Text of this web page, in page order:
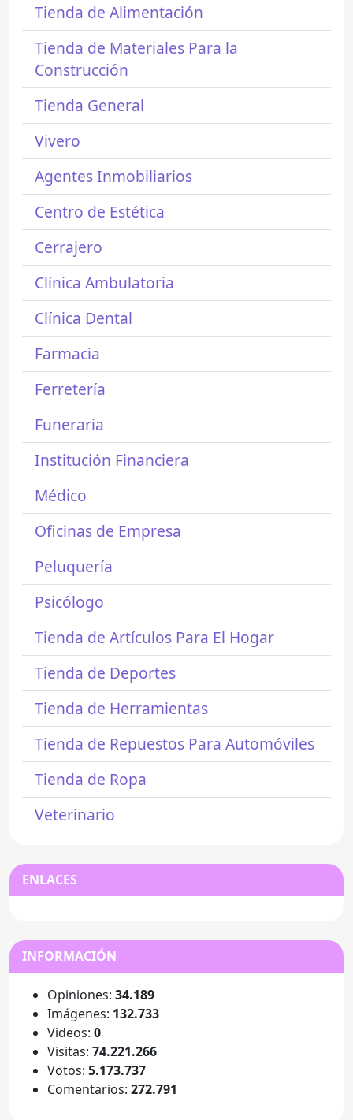
Tienda de Alimentación
Tienda de Materiales Para la
Construcción
Tienda General
Vivero
Agentes Inmobiliarios
Centro de Estética
Cerrajero
Clínica Ambulatoria
Clínica Dental
Farmacia
Ferretería
Funeraria
Institución Financiera
Médico
Oficinas de Empresa
Peluquería
Psicólogo
Tienda de Artículos Para El Hogar
Tienda de Deportes
Tienda de Herramientas
Tienda de Repuestos Para Automóviles
Tienda de Ropa
Veterinario
ENLACES
INFORMACIÓN
Opiniones: 34.189
Imágenes: 132.733
Videos: 0
Visitas: 74.221.266
Votos: 5.173.737
Comentarios: 272.791